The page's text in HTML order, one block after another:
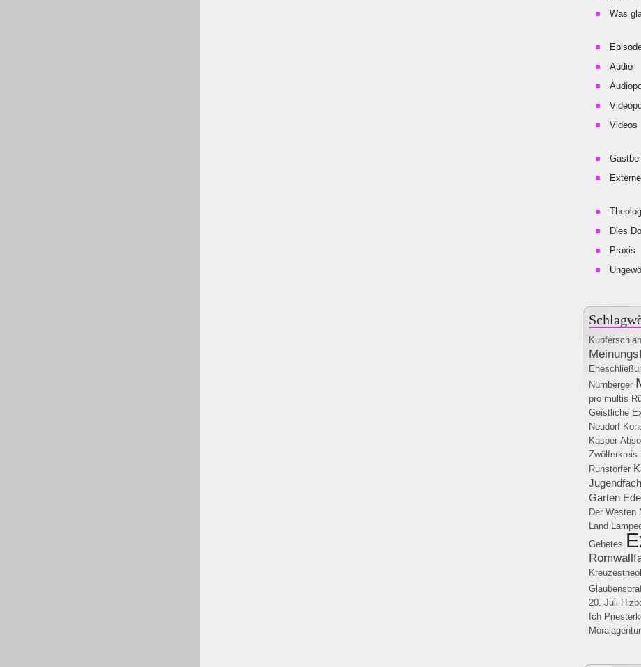
Was
Audio
Videos
Dies
Praxis
Nürnberger
pro multis
Geistliche
Neudorf
Kasper
Zwölferkreis
Ruhstorfer
Garten
Der Westen
Land
Gebetes
20. Juli
Ich
Moralagentur